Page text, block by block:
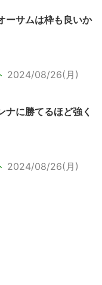
ーサムは枠も良いか
2024/08/26(月)
ナに勝てるほど強く
2024/08/26(月)